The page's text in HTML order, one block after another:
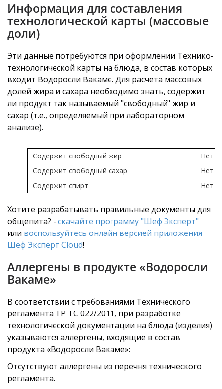
Информация для составления
технологической карты (массовые
доли)
Эти данные потребуются при оформлении Технико-
технологической карты на блюда, в состав которых
входит Водоросли Вакаме. Для расчета массовых
долей жира и сахара необходимо знать, содержит
ли продукт так называемый "свободный" жир и
сахар (т.е., определяемый при лабораторном
анализе).
Содержит свободный жир
Нет
Содержит свободный сахар
Нет
Содержит спирт
Нет
Хотите разрабатывать правильные документы для
общепита? - скачайте программу "Шеф Эксперт"
или воспользуйтесь онлайн версией приложения
Шеф Эксперт Cloud!
Аллергены в продукте «Водоросли
Вакаме»
В соответствии с требованиями Технического
регламента ТР ТС 022/2011, при разработке
технологической документации на блюда (изделия)
указываются аллергены, входящие в состав
продукта «Водоросли Вакаме»:
Отсутствуют аллергены из перечня технического
регламента.